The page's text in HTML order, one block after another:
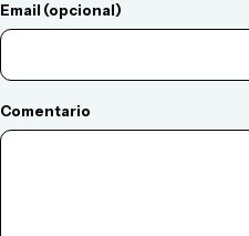
Email (opcional)
Comentario